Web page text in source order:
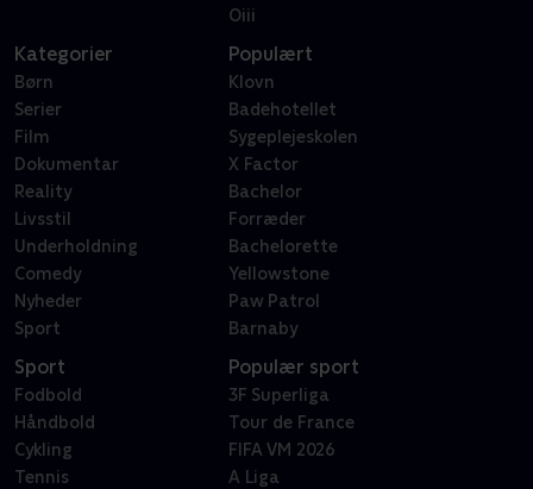
Oiii
Kategorier
Børn
Serier
Film
Dokumentar
Reality
Livsstil
Underholdning
Comedy
Nyheder
Sport
Populært
Klovn
Badehotellet
Sygeplejeskolen
X Factor
Bachelor
Forræder
Bachelorette
Yellowstone
Paw Patrol
Barnaby
Sport
Fodbold
Håndbold
Cykling
Tennis
Populær sport
3F Superliga
Tour de France
FIFA VM 2026
A Liga